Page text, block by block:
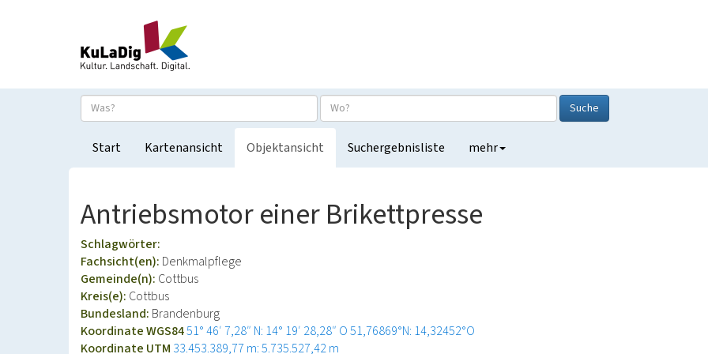
Suche
Start Kartenansicht Objektansicht Suchergebnisliste mehr
Antriebsmotor einer Brikettpresse
Schlagwörter:
Fachsicht(en): Denkmalpflege
Gemeinde(n): Cottbus
Kreis(e): Cottbus
Bundesland: Brandenburg
Koordinate WGS8451° 46′ 7,28″ N: 14° 19′ 28,28″ O51,76869°N: 14,32452°O
Koordinate UTM 33.453.389,77 m: 5.735.527,42 m